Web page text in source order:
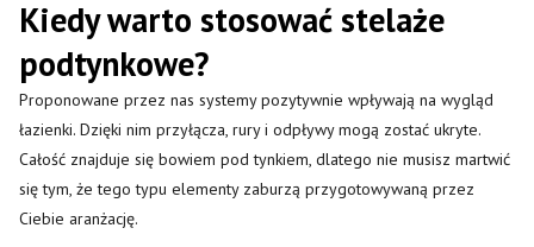
Kiedy warto stosować stelaże
podtynkowe?
Proponowane przez nas systemy pozytywnie wpływają na wygląd
łazienki. Dzięki nim przyłącza, rury i odpływy mogą zostać ukryte.
Całość znajduje się bowiem pod tynkiem, dlatego nie musisz martwić
się tym, że tego typu elementy zaburzą przygotowywaną przez
Ciebie aranżację.